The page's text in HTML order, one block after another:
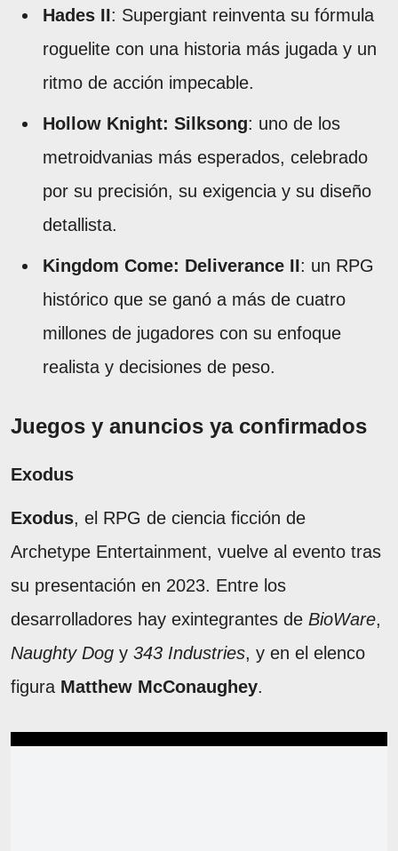
Hades II: Supergiant reinventa su fórmula
roguelite con una historia más jugada y un
ritmo de acción impecable.
Hollow Knight: Silksong: uno de los
metroidvanias más esperados, celebrado
por su precisión, su exigencia y su diseño
detallista.
Kingdom Come: Deliverance II: un RPG
histórico que se ganó a más de cuatro
millones de jugadores con su enfoque
realista y decisiones de peso.
Juegos y anuncios ya confirmados
Exodus
Exodus, el RPG de ciencia ficción de
Archetype Entertainment, vuelve al evento tras
su presentación en 2023. Entre los
desarrolladores hay exintegrantes de BioWare,
Naughty Dog y 343 Industries, y en el elenco
figura Matthew McConaughey.